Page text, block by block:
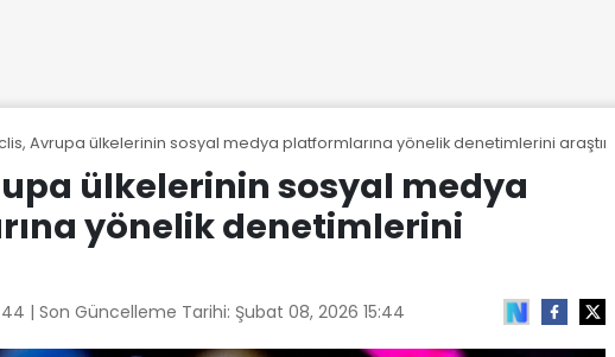
Avrupa ülkelerinin sosyal medya platformlarına yönelik denetimlerini araştırdı
ülkelerinin sosyal medya
yönelik denetimlerini
| Son Güncelleme Tarihi: Şubat 08, 2026 15:44